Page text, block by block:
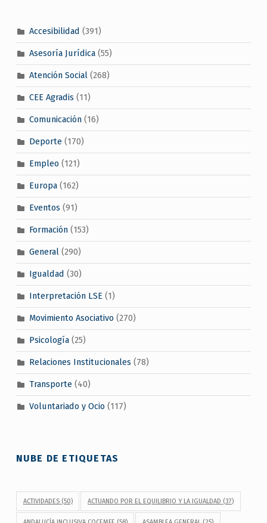
Accesibilidad (391)
Asesoría Jurídica(55)
Atención Social(268)
CEE Agradis (11)
Comunicación(16)
Deporte(170)
Empleo (121)
Europa(162)
Eventos (91)
Formación(153)
General(290)
Igualdad (30)
Interpretación LSE(1)
Movimiento Asociativo (270)
Psicología(25)
Relaciones Institucionales (78)
Transporte(40)
Voluntariado y Ocio (117)
NUBE DE ETIQUETAS
ACTIVIDADES(50) ACTUANDO POR EL EQUILIBRIO Y LA IGUALDAD (37)